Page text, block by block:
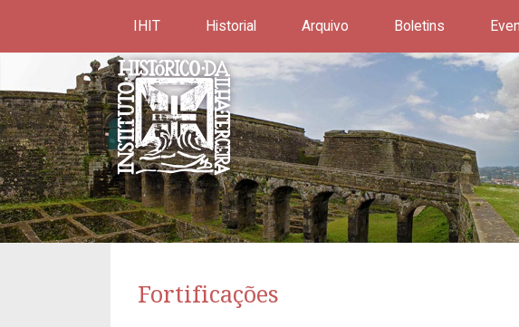
IHIT Historial Arquivo Boletins
Fortificações